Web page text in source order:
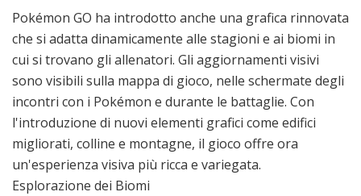
Pokémon GO ha introdotto anche una grafica rinnovata
che si adatta dinamicamente alle stagioni e ai biomi in
cui si trovano gli allenatori. Gli aggiornamenti visivi
sono visibili sulla mappa di gioco, nelle schermate degli
incontri con i Pokémon e durante le battaglie. Con
l'introduzione di nuovi elementi grafici come edifici
migliorati, colline e montagne, il gioco offre ora
un'esperienza visiva più ricca e variegata.
Esplorazione dei Biomi